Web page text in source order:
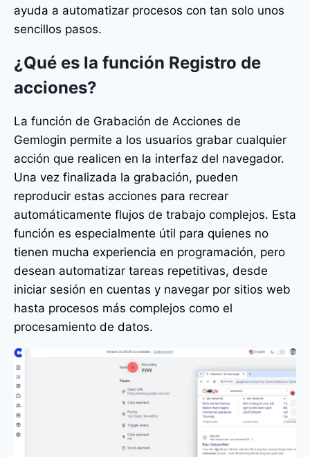
ayuda a automatizar procesos con tan solo unos
sencillos pasos.
¿Qué es la función Registro de
acciones?
La función de Grabación de Acciones de
Gemlogin permite a los usuarios grabar cualquier
acción que realicen en la interfaz del navegador.
Una vez finalizada la grabación, pueden
reproducir estas acciones para recrear
automáticamente flujos de trabajo complejos. Esta
función es especialmente útil para quienes no
tienen mucha experiencia en programación, pero
desean automatizar tareas repetitivas, desde
iniciar sesión en cuentas y navegar por sitios web
hasta procesos más complejos como el
procesamiento de datos.